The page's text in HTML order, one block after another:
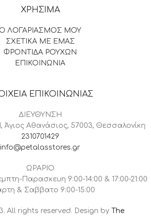
ΧΡΗΣΙΜΑ
Ο ΛΟΓΑΡΙΑΣΜΟΣ ΜΟΥ
ΣΧΕΤΙΚΑ ΜΕ ΕΜΑΣ
ΦΡΟΝΤΙΔΑ ΡΟΥΧΩΝ
ΕΠΙΚΟΙΝΩΝΙΑ
ΕΠΙΚΟΙΝΩΝΙΑΣ
ΔΙΕΥΘΥΝΣΗ
Άγιος Αθανάσιος, 57003, Θεσσαλονίκη
2310701429
info@petalasstores.gr
ΩΡΑΡΙΟ
Παρασκευη 9:00-14:00 & 17:00-21:00
& Σαββατο 9:00-15:00
All rights reserved. Design by The